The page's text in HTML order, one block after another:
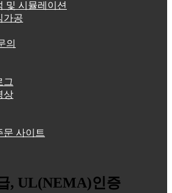
및 시뮬레이션
가공
의
그
상
문 사이트
, UL(NEMA)인증